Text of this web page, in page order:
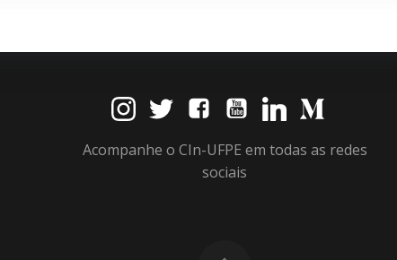
Acompanhe o CIn-UFPE em todas as redes
sociais